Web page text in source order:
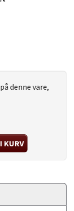
denne vare,
KURV